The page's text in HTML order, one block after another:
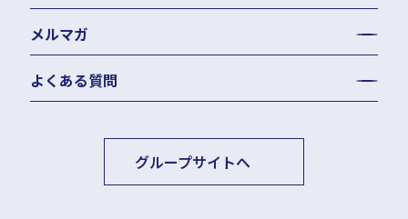
メルマガ
よくある質問
グループサイトへ